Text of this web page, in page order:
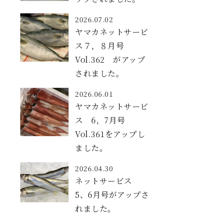
2026.07.02
ヤマカネットサービ
ス７，８月号
Vol.362 がアップ
されました。
2026.06.01
ヤマカネットサービ
ス 6，7月号
Vol.361をアップし
ました。
2026.04.30
ネットサービス
5、6月号がアップさ
れました。